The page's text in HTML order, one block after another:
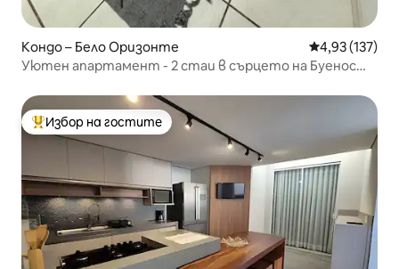
Кондо – Бело Оризонте Средна
4,93 (137)
Уютен апартамент - 2 стаи в сърцето на Буенос
Най-популярен избор на гостите
Избор на гостите